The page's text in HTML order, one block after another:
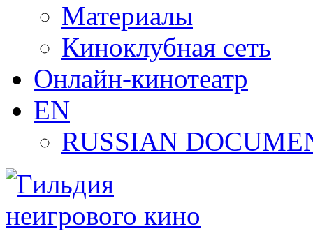
Материалы
Киноклубная сеть
Онлайн-кинотеатр
EN
RUSSIAN